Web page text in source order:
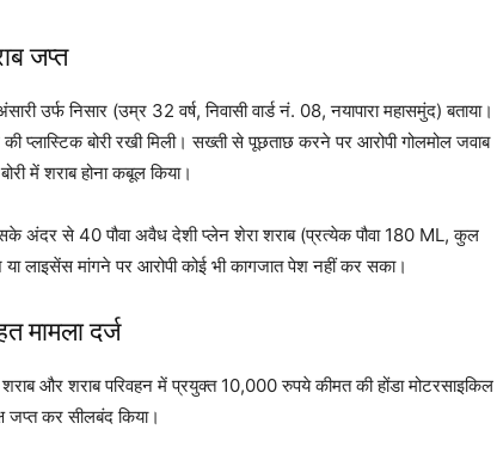
जप्त
उर्फ निसार (उम्र 32 वर्ष, निवासी वार्ड नं. 08, नयापारा महासमुंद) बताया।
बोरी रखी मिली। सख्ती से पूछताछ करने पर आरोपी गोलमोल जवाब
में शराब होना कबूल किया।
अंदर से 40 पौवा अवैध देशी प्लेन शेरा शराब (प्रत्येक पौवा 180 ML, कुल
लाइसेंस मांगने पर आरोपी कोई भी कागजात पेश नहीं कर सका।
मामला दर्ज
और शराब परिवहन में प्रयुक्त 10,000 रुपये कीमत की होंडा मोटरसाइकिल
जप्त कर सीलबंद किया।